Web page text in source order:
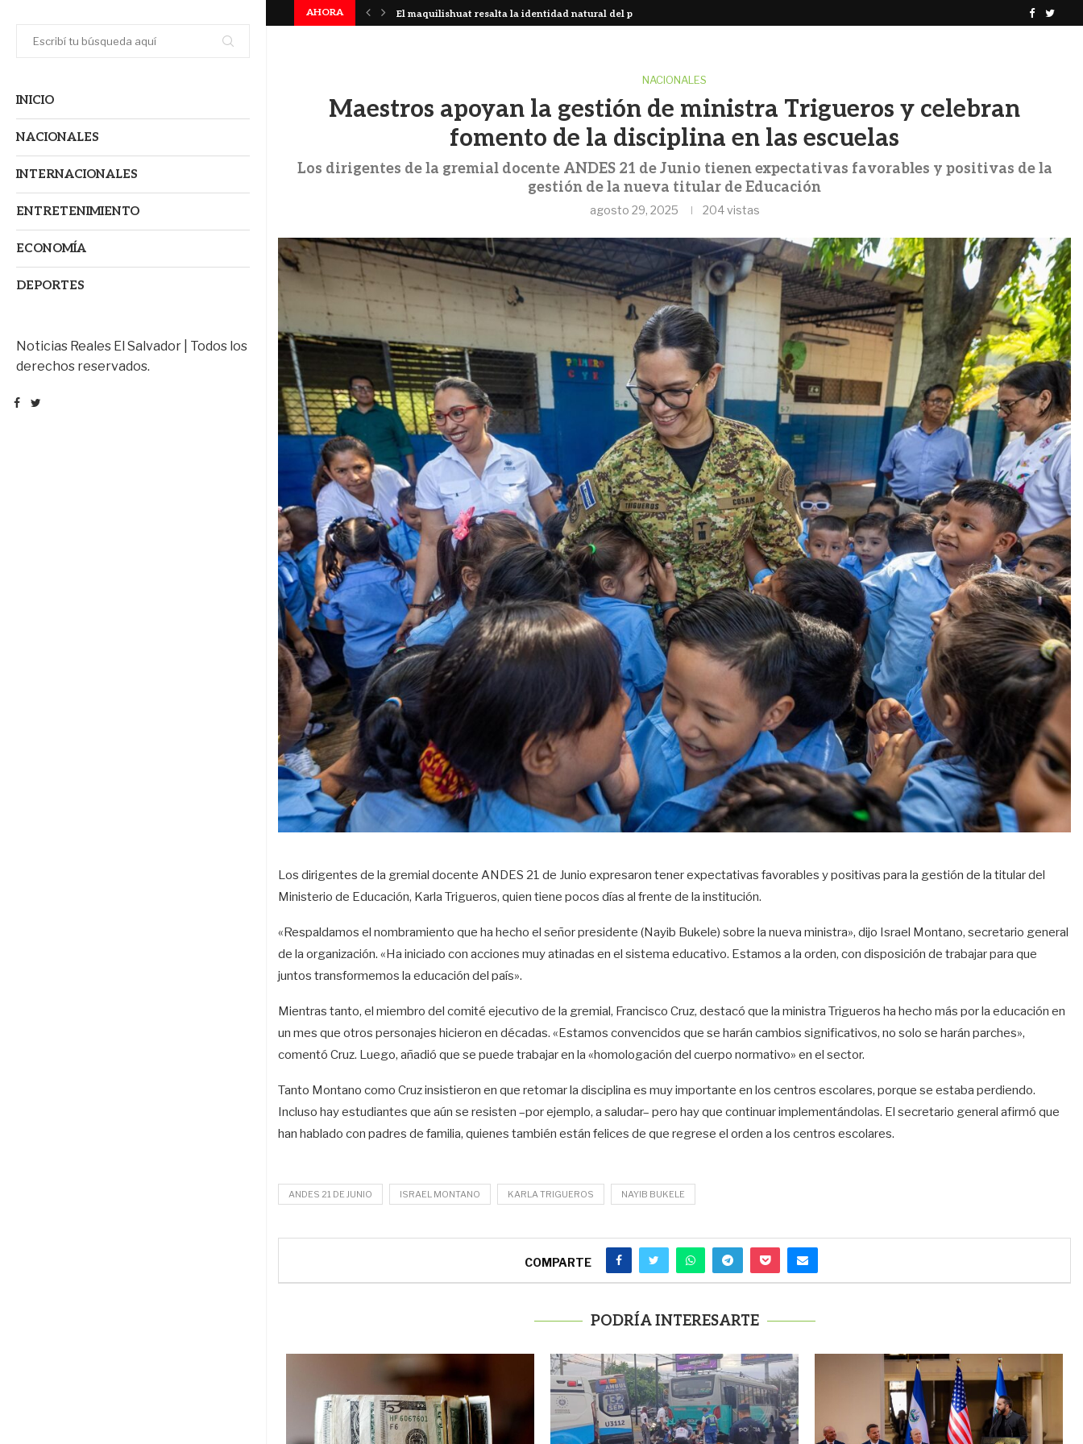
INICIO
NACIONALES
INTERNACIONALES
ENTRETENIMIENTO
ECONOMÍA
DEPORTES
Noticias Reales El Salvador | Todos los
derechos reservados.
AHORA
Seguridad impulsa despegue económico histórico en El Salvador El maquilishuat resalta la identidad natural del país...
NACIONALES
Maestros apoyan la gestión de ministra Trigueros y celebran
fomento de la disciplina en las escuelas
Los dirigentes de la gremial docente ANDES 21 de Junio tienen expectativas favorables y positivas de la
gestión de la nueva titular de Educación
agosto 29, 2025 204vistas
Los dirigentes de la gremial docente ANDES 21 de Junio expresaron tener expectativas favorables y positivas para la gestión de la titular del
Ministerio de Educación, Karla Trigueros, quien tiene pocos días al frente de la institución.
«Respaldamos el nombramiento que ha hecho el señor presidente (Nayib Bukele) sobre la nueva ministra», dijo Israel Montano, secretario general
de la organización. «Ha iniciado con acciones muy atinadas en el sistema educativo. Estamos a la orden, con disposición de trabajar para que
juntos transformemos la educación del país».
Mientras tanto, el miembro del comité ejecutivo de la gremial, Francisco Cruz, destacó que la ministra Trigueros ha hecho más por la educación en
un mes que otros personajes hicieron en décadas. «Estamos convencidos que se harán cambios significativos, no solo se harán parches»,
comentó Cruz. Luego, añadió que se puede trabajar en la «homologación del cuerpo normativo» en el sector.
Tanto Montano como Cruz insistieron en que retomar la disciplina es muy importante en los centros escolares, porque se estaba perdiendo.
Incluso hay estudiantes que aún se resisten –por ejemplo, a saludar– pero hay que continuar implementándolas. El secretario general afirmó que
han hablado con padres de familia, quienes también están felices de que regrese el orden a los centros escolares.
ANDES 21 DE JUNIO ISRAEL MONTANO KARLA TRIGUEROS NAYIB BUKELE
COMPARTE
PODRÍA INTERESARTE